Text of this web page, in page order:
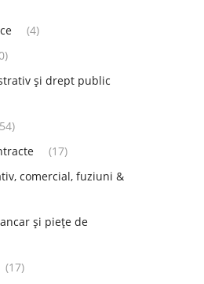
(4)
și drept public
(17)
comercial, fuziuni &
și piețe de
(17)